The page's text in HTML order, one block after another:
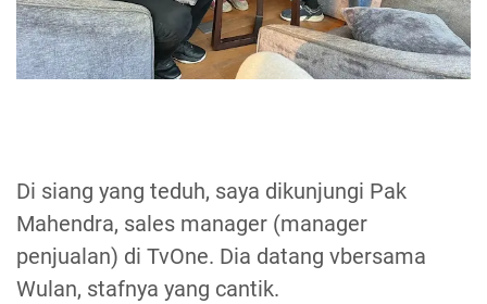
Di siang yang teduh, saya dikunjungi Pak
Mahendra, sales manager (manager
penjualan) di TvOne. Dia datang vbersama
Wulan, stafnya yang cantik.